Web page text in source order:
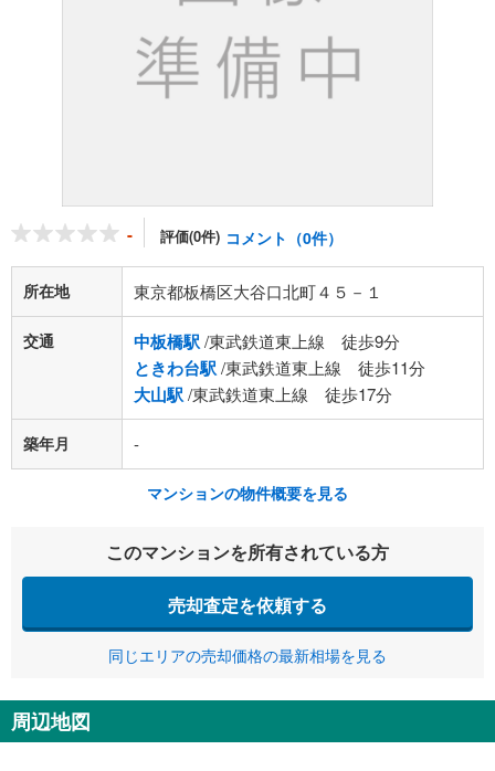
- 評価(0件) コメント（0件）
所在地 東京都板橋区大谷口北町４５－１
交通 中板橋駅/東武鉄道東上線 徒歩9分
ときわ台駅/東武鉄道東上線 徒歩11分
大山駅/東武鉄道東上線 徒歩17分
築年月 -
マンションの物件概要を見る
このマンションを所有されている方
売却査定を依頼する
同じエリアの売却価格の最新相場を見る
周辺地図